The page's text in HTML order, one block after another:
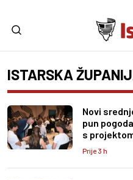
ISTARSKA
Novi
pun
s
Prije 3 h